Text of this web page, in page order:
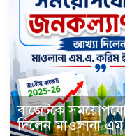
বাজেটকে
দিলেন মাওলানা